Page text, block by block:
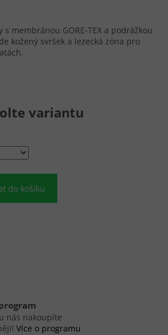
variantu
do košíku
membránou GORE-TEX a podrážkou
kožený svršek a lezecká zóna pro
nás nakoupíte
Více o programu